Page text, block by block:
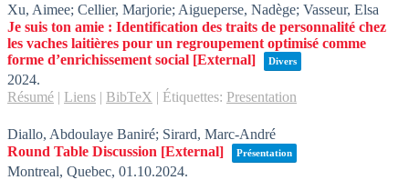
Xu, Aimee; Cellier, Marjorie; Aigueperse, Nadège; Vasseur, Elsa
Je suis ton amie : Identification des traits de personnalité chez
les vaches laitières pour un regroupement optimisé comme
forme d’enrichissement social [External] Divers
2024.
Résumé | Liens | BibTeX | Étiquettes: Presentation
Diallo, Abdoulaye Baniré; Sirard, Marc-André
Round Table Discussion [External] Présentation
Montreal, Quebec, 01.10.2024.